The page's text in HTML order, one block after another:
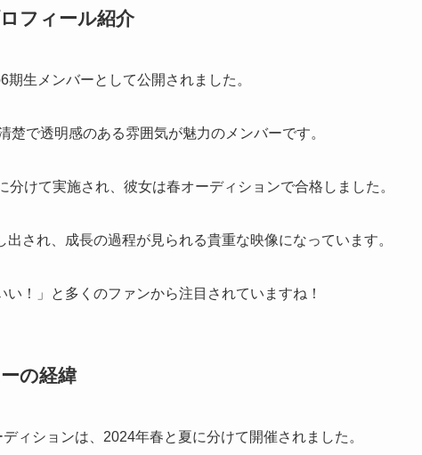
フィール紹介
生メンバーとして公開されました。
で透明感のある雰囲気が魅力のメンバーです。
けて実施され、彼女は春オーディションで合格しました。
され、成長の過程が見られる貴重な映像になっています。
！」と多くのファンから注目されていますね！
の経緯
ィションは、2024年春と夏に分けて開催されました。